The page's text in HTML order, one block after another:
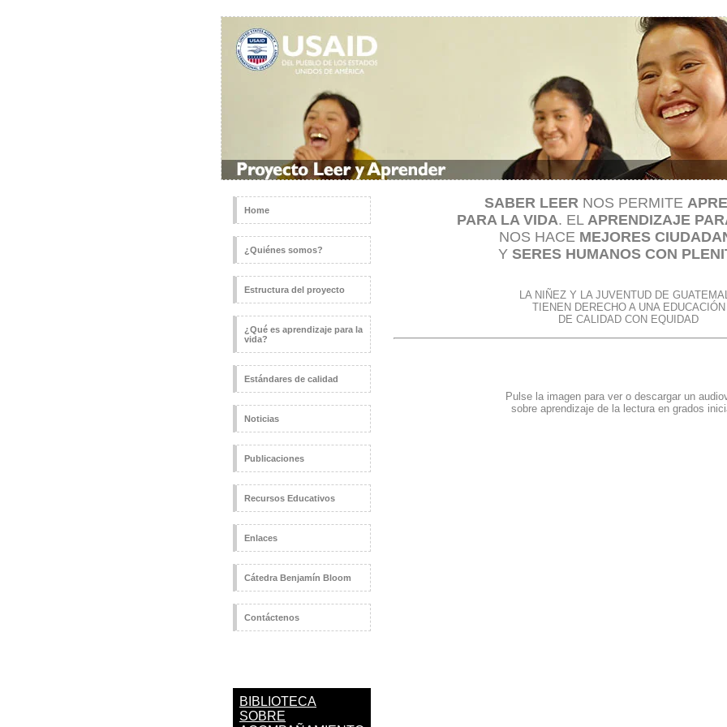
Home
¿Quiénes somos?
Estructura del proyecto
¿Qué es aprendizaje para la
vida?
Estándares de calidad
Noticias
Publicaciones
Recursos Educativos
Enlaces
Cátedra Benjamín Bloom
Contáctenos
BIBLIOTECA
SOBRE
SABER LEERNOS PERMITE
PARA LA VIDA. EL APRENDIZAJE
NOS HACE MEJORES
Y SERES HUMANOS CON
LA NIÑEZ Y LA JUVENTUD DE
TIENEN DERECHO A UNA EDUCACIÓN
DE CALIDAD CON EQUIDAD
Pulse la imagen para ver o descargar un
sobre aprendizaje de la lectura en grados